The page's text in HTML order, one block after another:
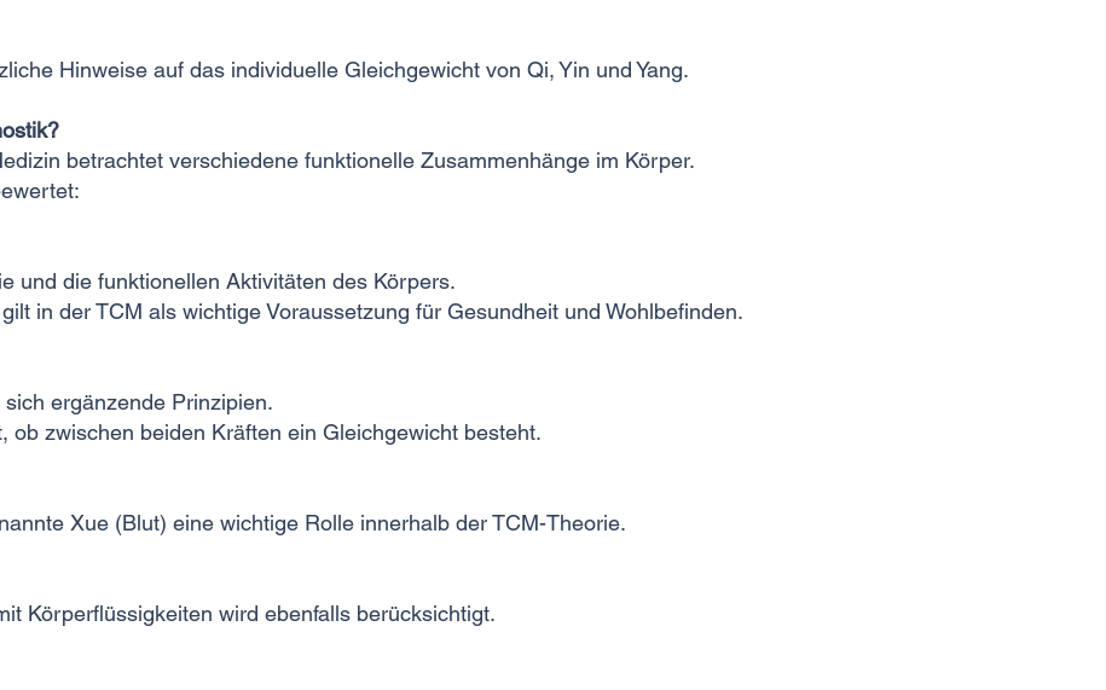
Hinweise auf das individuelle Gleichgewicht von Qi, Yin und Yang.
betrachtet verschiedene funktionelle Zusammenhänge im Körper.
und die funktionellen Aktivitäten des Körpers.
in der TCM als wichtige Voraussetzung für Gesundheit und Wohlbefinden.
ergänzende Prinzipien.
ob zwischen beiden Kräften ein Gleichgewicht besteht.
Xue (Blut) eine wichtige Rolle innerhalb der TCM-Theorie.
Körperflüssigkeiten wird ebenfalls berücksichtigt.